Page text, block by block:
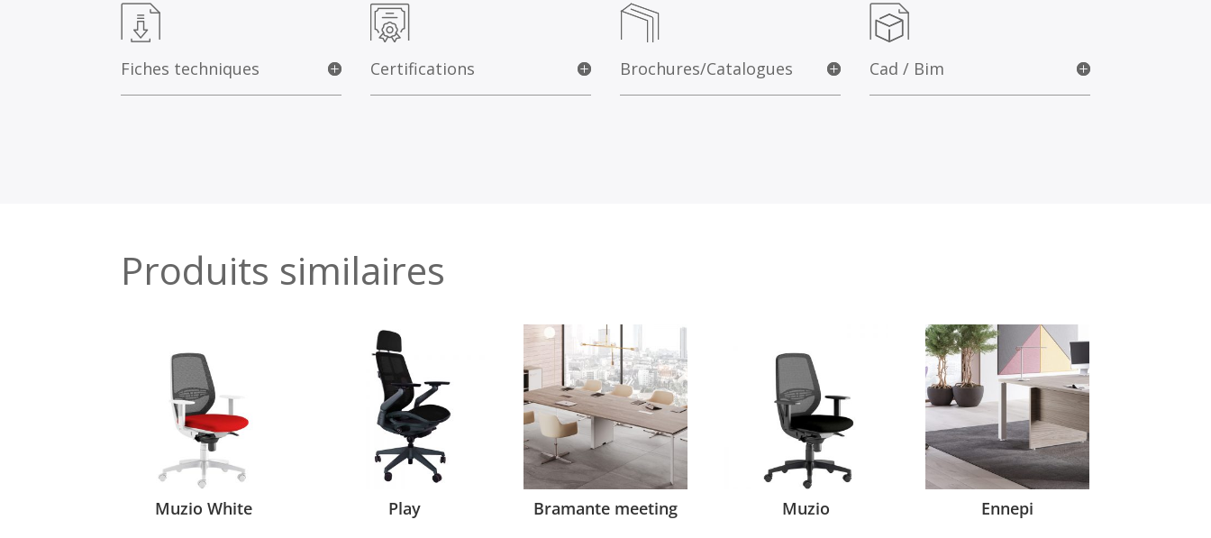
Fiches techniques Certifications Brochures/Catalogues Cad / Bim
Produits similaires
Muzio White Play Bramante meeting Muzio Ennepi